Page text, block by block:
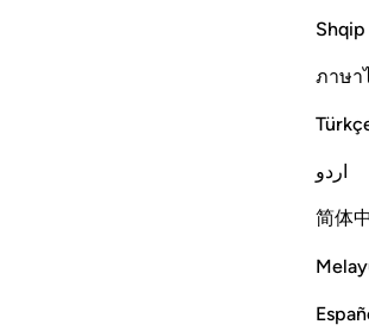
Shqip
ภาษา
اردو
简体